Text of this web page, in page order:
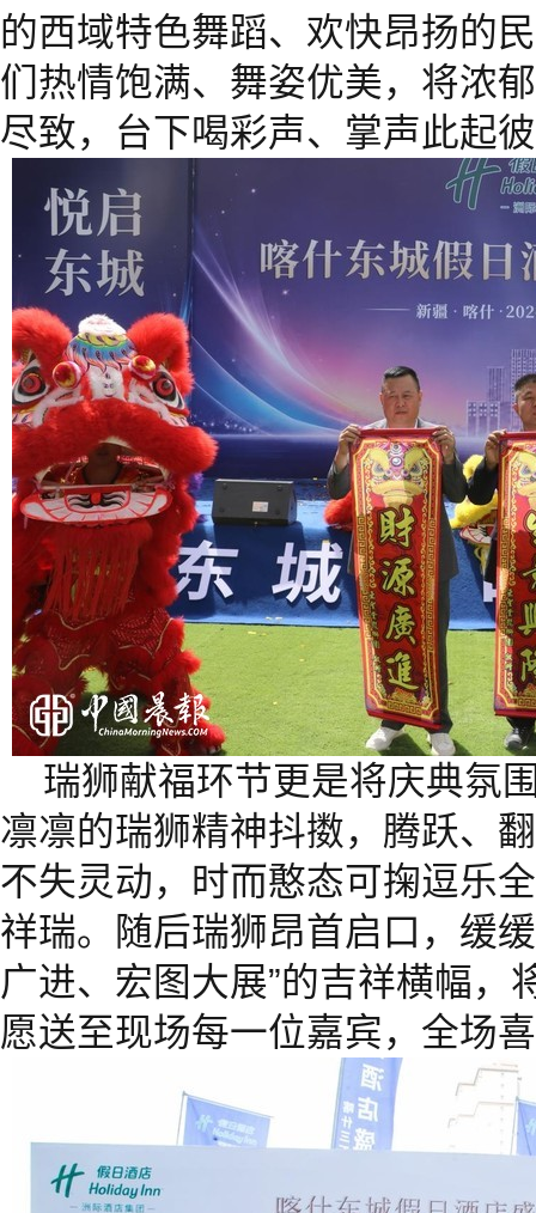
的西域特色舞蹈、欢快昂扬的
们热情饱满、舞姿优美，将浓
尽致，台下喝彩声、掌声此起
瑞狮献福环节更是将庆典氛
凛凛的瑞狮精神抖擞，腾跃、
不失灵动，时而憨态可掬逗乐
祥瑞。随后瑞狮昂首启口，缓
广进、宏图大展”的吉祥横幅，
愿送至现场每一位嘉宾，全场